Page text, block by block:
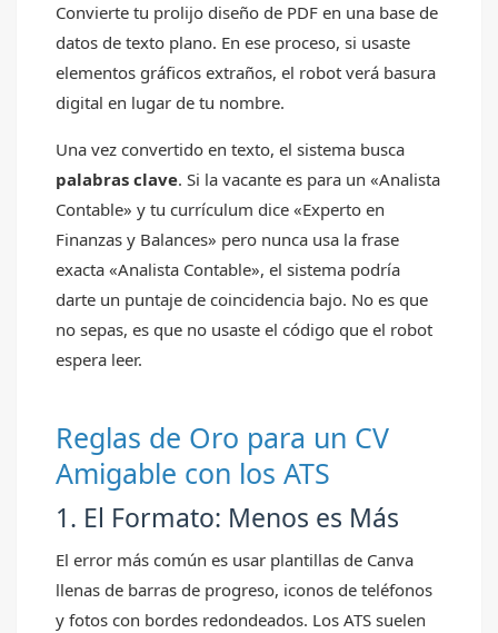
Convierte tu prolijo diseño de PDF en una base de
datos de texto plano. En ese proceso, si usaste
elementos gráficos extraños, el robot verá basura
digital en lugar de tu nombre.
Una vez convertido en texto, el sistema busca
palabras clave. Si la vacante es para un «Analista
Contable» y tu currículum dice «Experto en
Finanzas y Balances» pero nunca usa la frase
exacta «Analista Contable», el sistema podría
darte un puntaje de coincidencia bajo. No es que
no sepas, es que no usaste el código que el robot
espera leer.
Reglas de Oro para un CV
Amigable con los ATS
1. El Formato: Menos es Más
El error más común es usar plantillas de Canva
llenas de barras de progreso, iconos de teléfonos
y fotos con bordes redondeados. Los ATS suelen